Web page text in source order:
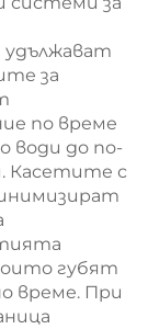
за
по време
води до по-
Касетите с
губят
време. При